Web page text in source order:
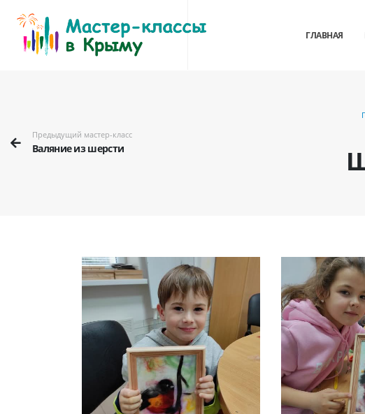
ГЛАВНАЯ
Предыдущий мастер-класс
Валяние из шерсти